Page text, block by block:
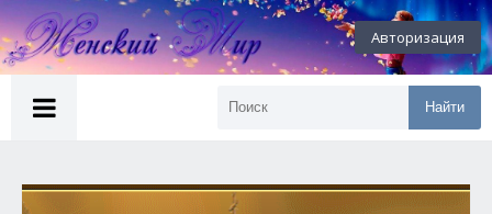
Авторизация
Найти